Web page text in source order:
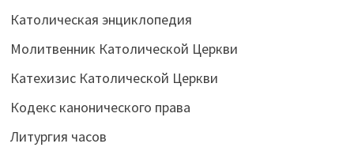
Католическая энциклопедия
Молитвенник Католической Церкви
Катехизис Католической Церкви
Кодекс канонического права
Литургия часов